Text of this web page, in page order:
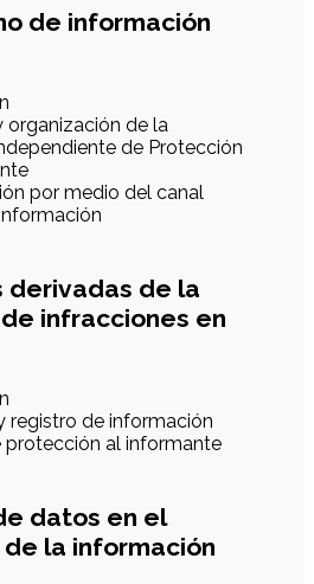
de información
organización de la
de Protección
por medio del canal
derivadas de la
infracciones en
registro de información
protección al informante
datos en el
la información